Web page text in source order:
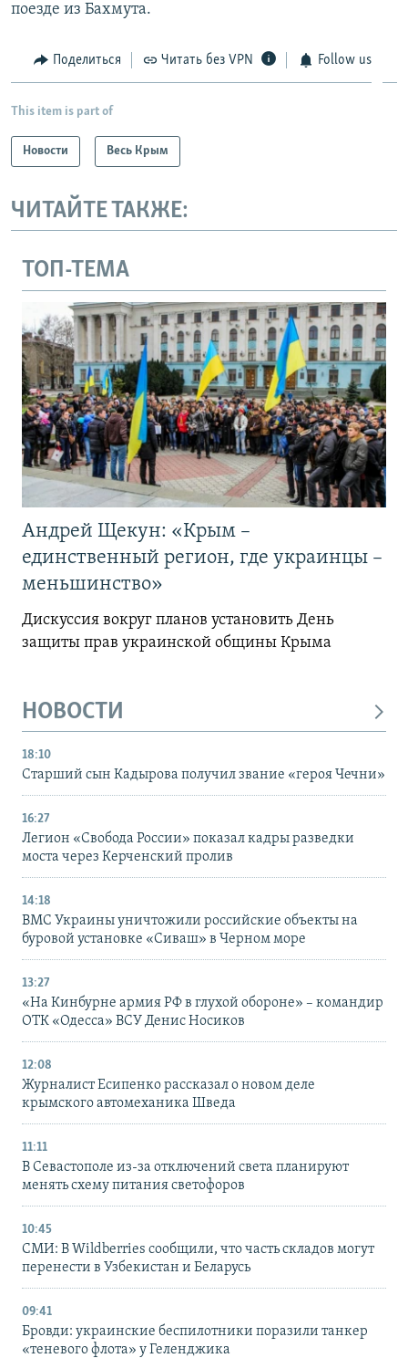
поезде из Бахмута.
Поделиться Читать без VPN Follow us
This item is part of
Новости Весь Крым
ЧИТАЙТЕ ТАКЖЕ:
ТОП-ТЕМА
Андрей Щекун: «Крым –
единственный регион, где украинцы –
меньшинство»
Дискуссия вокруг планов установить День
защиты прав украинской общины Крыма
НОВОСТИ
18:10
Старший сын Кадырова получил звание «героя Чечни»
16:27
Легион «Свобода России» показал кадры разведки
моста через Керченский пролив
14:18
ВМС Украины уничтожили российские объекты на
буровой установке «Сиваш» в Черном море
13:27
«На Кинбурне армия РФ в глухой обороне» – командир
ОТК «Одесса» ВСУ Денис Носиков
12:08
Журналист Есипенко рассказал о новом деле
крымского автомеханика Шведа
11:11
В Севастополе из-за отключений света планируют
менять схему питания светофоров
10:45
СМИ: В Wildberries сообщили, что часть складов могут
перенести в Узбекистан и Беларусь
09:41
Бровди: украинские беспилотники поразили танкер
«теневого флота» у Геленджика